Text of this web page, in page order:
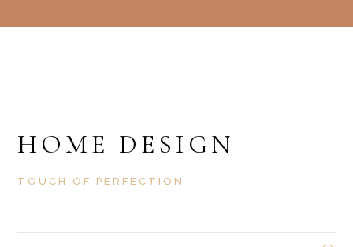
HOME DESIGN
TOUCH OF PERFECTION